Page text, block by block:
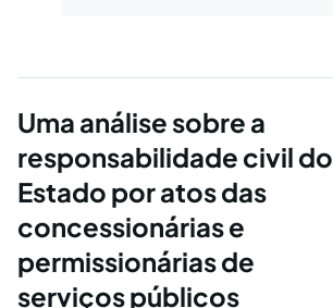
Uma análise sobre a
responsabilidade civil do
Estado por atos das
concessionárias e
permissionárias de
serviços públicos